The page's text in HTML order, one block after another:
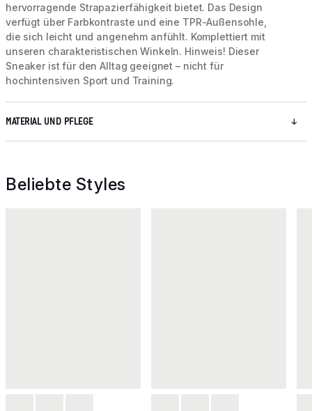
hervorragende Strapazierfähigkeit bietet. Das Design
verfügt über Farbkontraste und eine TPR-Außensohle,
die sich leicht und angenehm anfühlt. Komplettiert mit
unseren charakteristischen Winkeln. Hinweis! Dieser
Sneaker ist für den Alltag geeignet – nicht für
hochintensiven Sport und Training.
MATERIAL UND PFLEGE
Beliebte Styles